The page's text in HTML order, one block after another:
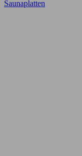
Saunaplatten